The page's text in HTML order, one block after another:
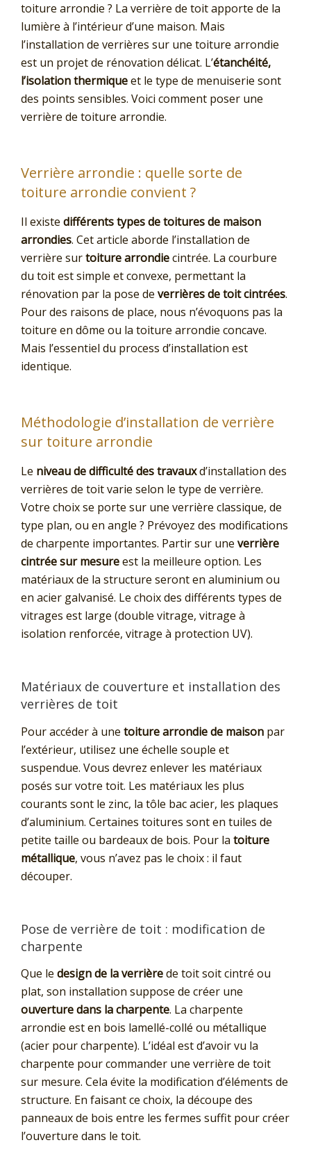
toiture arrondie ? La verrière de toit apporte de la
lumière à l’intérieur d’une maison. Mais
l’installation de verrières sur une toiture arrondie
est un projet de rénovation délicat. L’étanchéité,
l’isolation thermiqueet le type de menuiserie sont
des points sensibles. Voici comment poser une
verrière de toiture arrondie.
Verrière arrondie : quelle sorte de
toiture arrondie convient ?
Il existe différents types de toitures de maison
arrondies. Cet article aborde l’installation de
verrière surtoiture arrondiecintrée. La courbure
du toit est simple et convexe, permettant la
rénovation par la pose de verrières de toit cintrées.
Pour des raisons de place, nous n’évoquons pas la
toiture en dôme ou la toiture arrondie concave.
Mais l’essentiel du process d’installation est
identique.
Méthodologie d’installation de verrière
sur toiture arrondie
Le niveau de difficulté des travauxd’installation des
verrières de toit varie selon le type de verrière.
Votre choix se porte sur une verrière classique, de
type plan, ou en angle ? Prévoyez des modifications
de charpente importantes. Partir sur une verrière
cintrée sur mesureest la meilleure option. Les
matériaux de la structure seront en aluminium ou
en acier galvanisé. Le choix des différents types de
vitrages est large (double vitrage, vitrage à
isolation renforcée, vitrage à protection UV).
Matériaux de couverture et installation des
verrières de toit
Pour accéder à une toiture arrondie de maison par
l’extérieur, utilisez une échelle souple et
suspendue. Vous devrez enlever les matériaux
posés sur votre toit. Les matériaux les plus
courants sont le zinc, la tôle bac acier, les plaques
d’aluminium. Certaines toitures sont en tuiles de
petite taille ou bardeaux de bois. Pour la toiture
métallique, vous n’avez pas le choix : il faut
découper.
Pose de verrière de toit : modification de
charpente
Que le design de la verrièrede toit soit cintré ou
plat, son installation suppose de créer une
ouverture dans la charpente. La charpente
arrondie est en bois lamellé-collé ou métallique
(acier pour charpente). L’idéal est d’avoir vu la
charpente pour commander une verrière de toit
sur mesure. Cela évite la modification d’éléments de
structure. En faisant ce choix, la découpe des
panneaux de bois entre les fermes suffit pour créer
l’ouverture dans le toit.